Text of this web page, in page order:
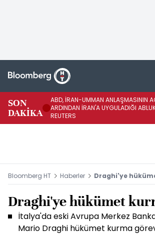
SON
DAKİKA
ABD, İRAN-UMMAN ANLAŞMASININ
ARDINDAN İRAN'A UYGULADIĞI
REUTERS
Bloomberg HT Haberler Draghi'ye
Draghi'ye hükümet
İtalya'da eski Avrupa Merkez
Mario Draghi hükümet kurma